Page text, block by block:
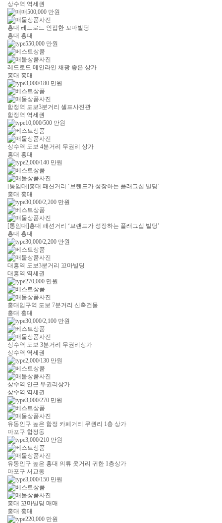
상수역 역세권
500,000 만원
홍대 레드로드 인접한 꼬마빌딩
홍대 홍대
550,000 만원
레드로드 메인라인 채광 좋은 상가
홍대 홍대
3,000/180 만원
합정역 도보3분거리 셀프사진관
합정역 역세권
10,000/500 만원
상수역 도보 4분거리 무권리 상가
홍대 홍대
2,000/140 만원
[통임대]홍대 패션거리 ‘브랜드가 성장하는 플래그십 빌딩’
홍대 홍대
30,000/2,200 만원
[통임대]홍대 패션거리 ‘브랜드가 성장하는 플래그십 빌딩’
홍대 홍대
30,000/2,200 만원
대흥역 도보3분거리 꼬마빌딩
대흥역 역세권
270,000 만원
홍대입구역 도보 7분거리 신축건물
홍대 홍대
30,000/2,100 만원
상수역 도보 3분거리 무권리상가
상수역 역세권
2,000/130 만원
상수역 인근 무권리상가
상수역 역세권
3,000/270 만원
유동인구 높은 합정 카페거리 무권리 1층 상가
마포구 합정동
3,000/210 만원
유동인구 높은 홍대 의류 옷거리 귀한 1층상가
마포구 서교동
3,000/150 만원
홍대 꼬마빌딩 매매
홍대 홍대
220,000 만원